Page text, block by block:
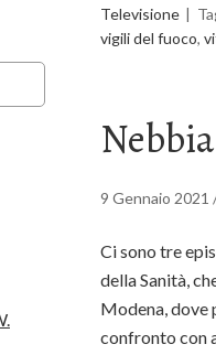
Televisione
vigili del fuoco,
9 Gennaio 2021
Ci sono tre
della Sanità,
Modena, dove
confronto con